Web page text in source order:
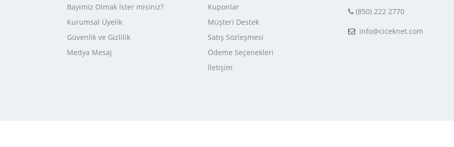
Bayimiz Olmak İster misiniz?
Kurumsal Üyelik
Güvenlik ve Gizlilik
Medya Mesaj
Kuponlar
Müşteri Destek
Satış Sözleşmesi
Ödeme Seçenekleri
İletişim
(850) 222 2770
info@ciceknet.com